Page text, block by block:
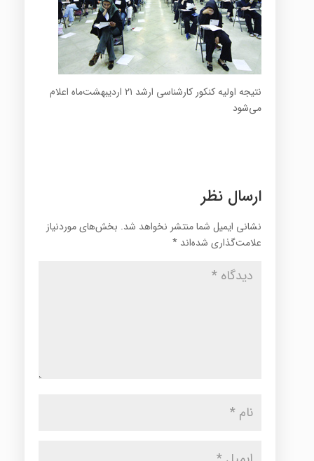
نتیجه اولیه کنکور کارشناسی ارشد ۲۱ اردیبهشت‌ماه اعلام
می‌شود
ارسال نظر
نشانی ایمیل شما منتشر نخواهد شد. بخش‌های موردنیاز
علامت‌گذاری شده‌اند *